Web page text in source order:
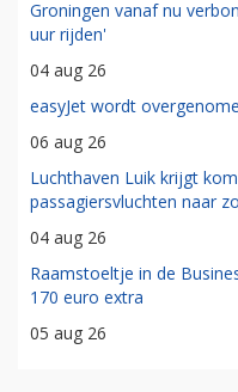
Groningen vanaf nu
uur rijden'
04 aug 26
easyJet wordt
06 aug 26
Luchthaven Luik krijgt
passagiersvluchten naar
04 aug 26
Raamstoeltje in de
170 euro extra
05 aug 26